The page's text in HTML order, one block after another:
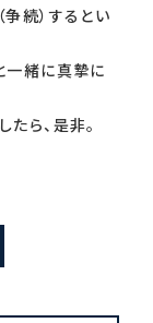
続）するとい
一緒に真摯に
ら、是非。